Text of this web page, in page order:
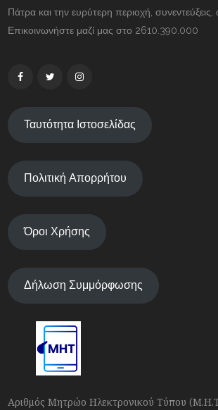
Πάτρα και την ευρύτερη περιοχή, συνεντεύξεις,
Επικοινωνήστε μαζί μας στο 2610.390.000
Ταυτότητα Ιστοσελίδας
Πολιτική Απορρήτου
Όροι Χρήσης
Δήλωση Συμμόρφωσης
Αριθμός Μητρώο Ηλεκτρονικού Τύπου